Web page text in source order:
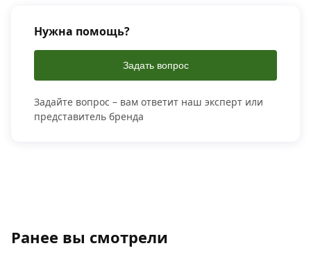
Нужна помощь?
Задать вопрос
Задайте вопрос – вам ответит наш эксперт или
представитель бренда
Ранее вы смотрели